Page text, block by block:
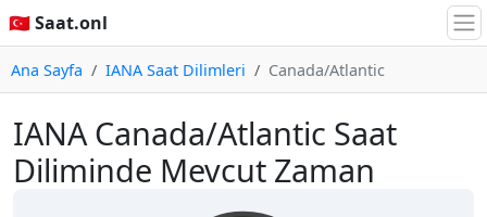
🇹🇷 Saat.onl
Ana Sayfa IANA Saat Dilimleri Canada/Atlantic
IANA Canada/Atlantic Saat
Diliminde Mevcut Zaman